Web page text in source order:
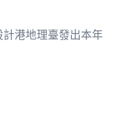
港地理臺發出本年